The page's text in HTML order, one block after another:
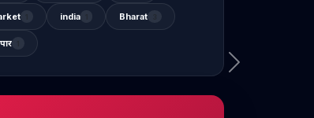
india Bharat